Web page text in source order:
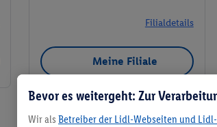
Filialdetails
Meine Filiale
Bevor es weitergeht: Zur
Wir als Betreiber der Lidl-Webseiten und